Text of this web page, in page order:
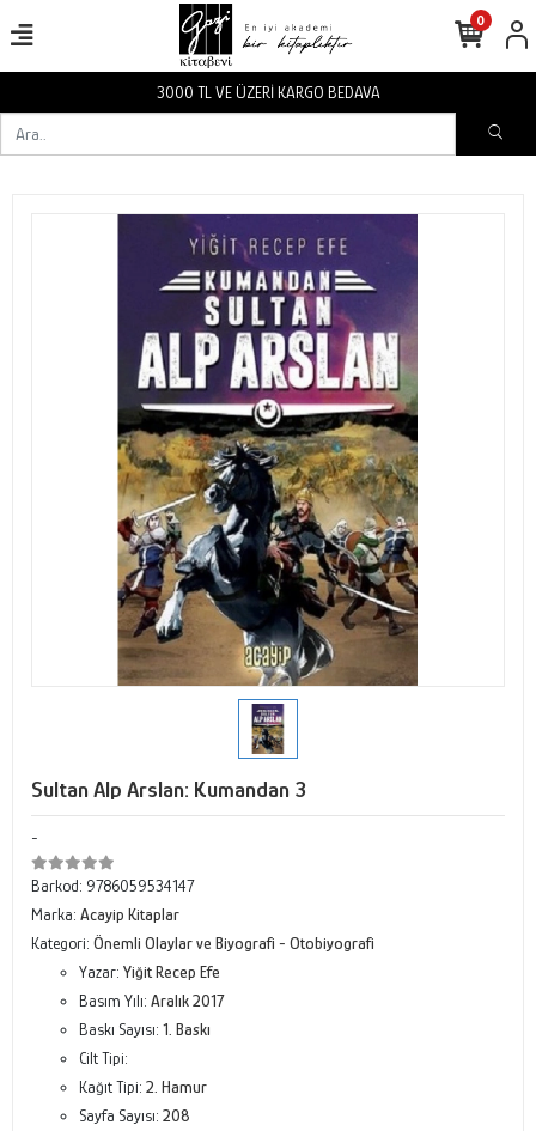
3000 TL VE ÜZERİ KARGO BEDAVA
0
Sultan Alp Arslan: Kumandan 3
-
Barkod: 9786059534147
Marka: Acayip Kitaplar
Kategori: Önemli Olaylar ve Biyografi - Otobiyografi
Yazar: Yiğit Recep Efe
Basım Yılı: Aralık 2017
Baskı Sayısı: 1. Baskı
Cilt Tipi:
Kağıt Tipi: 2. Hamur
Sayfa Sayısı: 208